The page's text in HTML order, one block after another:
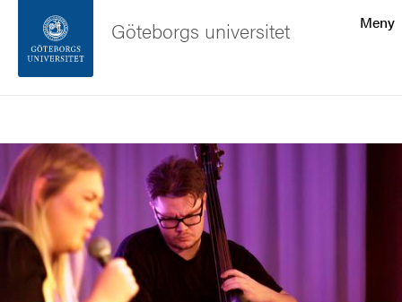
Sidfoten
Om webbplatsen
Meny
Göteborgs universitet
Bild